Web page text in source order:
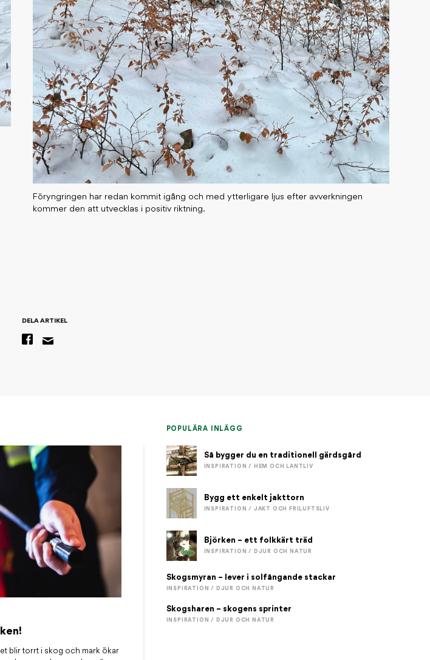
Föryngringen har redan kommit igång och med ytterligare ljus efter avverkningen
kommer den att utvecklas i positiv riktning.
DELA ARTIKEL
blir torrt i skog och mark ökar
POPULÄRA INLÄGG
Så bygger du en traditionell gärdsgård
INSPIRATION / HEM OCH LANTLIV
Bygg ett enkelt jakttorn
INSPIRATION / JAKT OCH FRILUFTSLIV
Björken – ett folkkärt träd
INSPIRATION / DJUR OCH NATUR
Skogsmyran – lever i solfångande stackar
INSPIRATION / DJUR OCH NATUR
Skogsharen – skogens sprinter
INSPIRATION / DJUR OCH NATUR